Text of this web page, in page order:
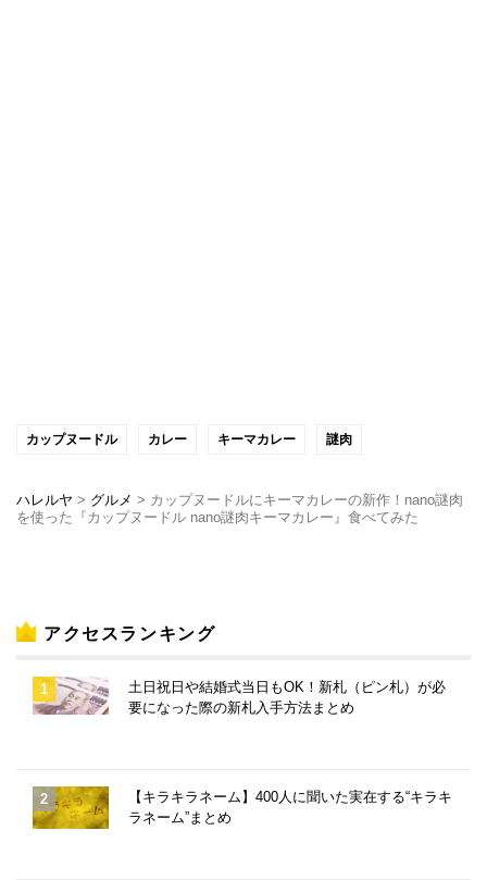
カップヌードル カレー キーマカレー 謎肉
ハレルヤ > グルメ > カップヌードルにキーマカレーの新作！nano謎肉
を使った『カップヌードル nano謎肉キーマカレー』食べてみた
アクセスランキング
土日祝日や結婚式当日もOK！新札（ピン札）が必
要になった際の新札入手方法まとめ
【キラキラネーム】400人に聞いた実在する“キラキ
ラネーム”まとめ